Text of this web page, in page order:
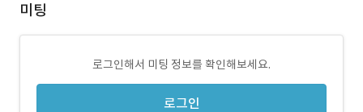
미팅
로그인해서 미팅 정보를 확인해보세요.
로그인